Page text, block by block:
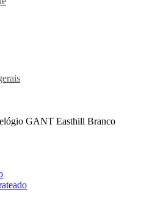
GANT Easthill Branco